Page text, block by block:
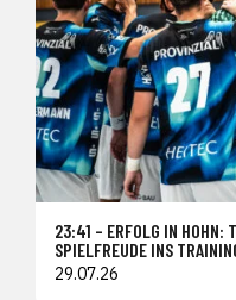
23:41 – ERFOLG IN HOHN:
SPIELFREUDE INS
29.07.26